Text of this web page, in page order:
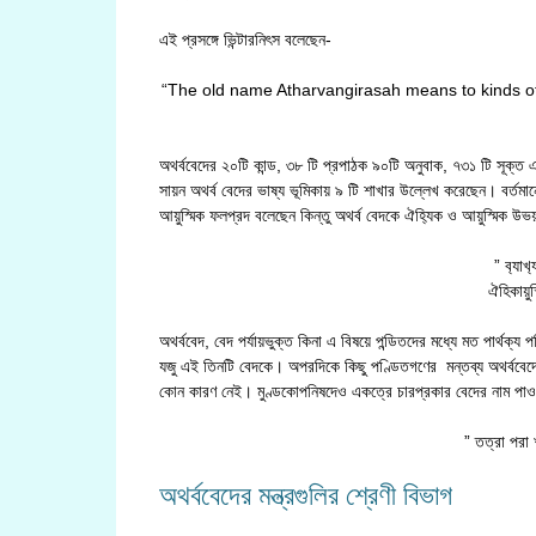
এই প্রসঙ্গে ভিন্টারনিৎস বলেছেন-
“The old name Atharvangirasah means to kinds
অথর্ববেদের ২০টি কান্ড, ৩৮ টি প্রপাঠক ৯০টি অনুবাক, ৭৩১ টি সূক্ত
সায়ন অথর্ব বেদের ভাষ্য ভূমিকায় ৯ টি শাখার উল্লেখ করেছেন।
আয়ুস্মিক ফলপ্রদ বলেছেন কিন্তু অথর্ব বেদকে ঐহ‍্যিক ও আয়ুস্মিক
”
অথর্ববেদ, বেদ পর্যায়ভুক্ত কিনা এ বিষয়ে পন্ডিতদের মধ্যে মত
যজু এই তিনটি বেদকে। অপরদিকে কিছু পণ্ডিতগণের মন্তব্য
কোন কারণ নেই। মুণ্ডকোপনিষদেও একত্রে চারপ্রকার বেদের নাম
” তত্রা পরা
অথর্ববেদের মন্ত্রগুলির শ্রেণী বিভাগ